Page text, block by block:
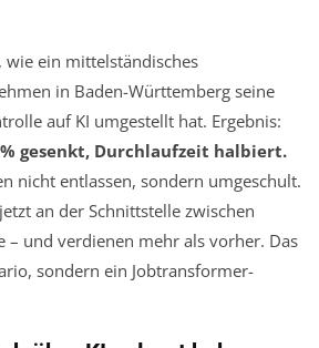
wie ein mittelständisches
in Baden-Württemberg seine
auf KI umgestellt hat. Ergebnis:
gesenkt, Durchlaufzeit halbiert.
nicht entlassen, sondern umgeschult.
an der Schnittstelle zwischen
– und verdienen mehr als vorher. Das
sondern ein Jobtransformer-